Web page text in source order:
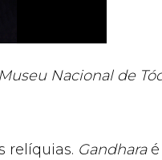
Nacional de
relíquias. Gandharaé